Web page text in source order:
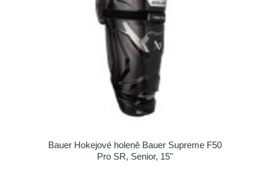
Bauer Hokejové holeně Bauer Supreme F50
Pro SR, Senior, 15"